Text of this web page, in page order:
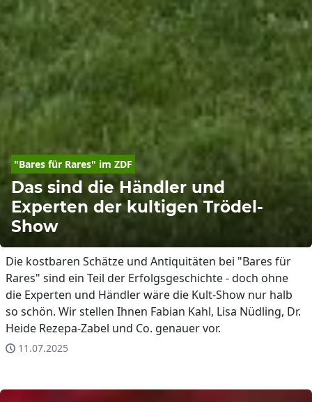
"Bares für Rares" im ZDF
Das sind die Händler und
Experten der kultigen Trödel-
Show
Die kostbaren Schätze und Antiquitäten bei "Bares für
Rares" sind ein Teil der Erfolgsgeschichte - doch ohne
die Experten und Händler wäre die Kult-Show nur halb
so schön. Wir stellen Ihnen Fabian Kahl, Lisa Nüdling, Dr.
Heide Rezepa-Zabel und Co. genauer vor.
11.07.2025